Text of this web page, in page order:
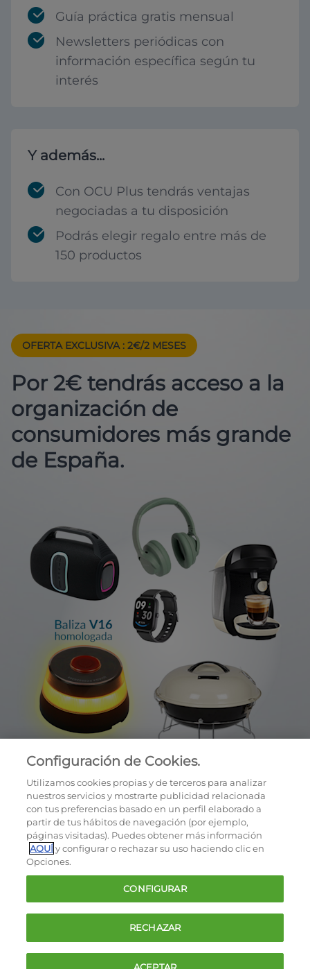
Guía práctica gratis mensual
Newsletters periódicas con
información específica según tu
interés
Y además...
Con OCU Plus tendrás ventajas
negociadas a tu disposición
Podrás elegir regalo entre más de
150 productos
OFERTA EXCLUSIVA : 2€/2 MESES
Por 2€ tendrás acceso a la
organización de
consumidores más grande
de España.
Cookies
Política de privacidad
Términos y condiciones de la oferta
Contacto
FAQ
Configuración de Cookies.
Utilizamos cookies propias y de terceros para analizar
nuestros servicios y mostrarte publicidad relacionada
con tus preferencias basado en un perfil elaborado a
partir de tus hábitos de navegación (por ejemplo,
páginas visitadas). Puedes obtener más información
AQUÍy configurar o rechazar su uso haciendo clic en
Opciones.
CONFIGURAR
RECHAZAR